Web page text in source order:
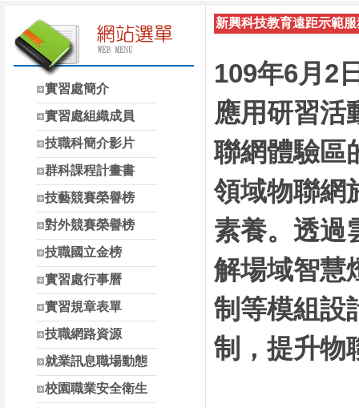
投高技職讚!113年南投高中
✨五星好評 投高技職✨112學年全
自造實驗室受
南投縣高中職校長參
實習處簡介
實習處組織成員
技職科簡介影片
群科課程計畫書
技藝競賽榮譽榜
對外競賽榮譽榜
技職國立金榜
實習處行事曆
實習規章表單
技職網路資源
就業訊息職場動態
校園職業安全衛生
新興科技教育遠距示範
109年6月2
應用研習活
聯網體驗區
領域物聯網
素養。透過
解場域智慧
制等模組設
制，提升物